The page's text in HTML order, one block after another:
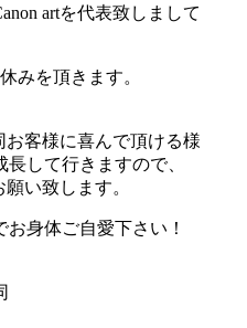
artを代表致しまして
みを頂きます。
お客様に喜んで頂ける様
して行きますので、
い致します。
身体ご自愛下さい！